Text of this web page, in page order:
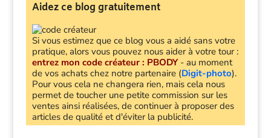
Aidez ce blog gratuitement
Si vous estimez que ce blog vous a aidé sans votre
pratique, alors vous pouvez nous aider à votre tour :
entrez mon code créateur : PBODY- au moment
de vos achats chez notre partenaire (Digit-photo).
Pour vous cela ne changera rien, mais cela nous
permet de toucher une petite commission sur les
ventes ainsi réalisées, de continuer à proposer des
articles de qualité et d'éviter la publicité.